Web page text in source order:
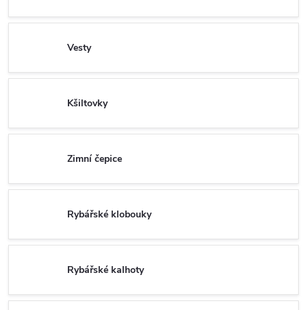
Vesty
Kšiltovky
Zimní čepice
Rybářské klobouky
Rybářské kalhoty